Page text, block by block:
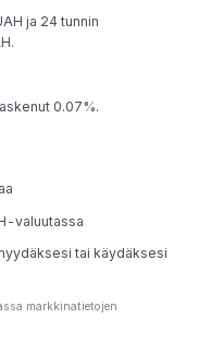
ja 24 tunnin
0.07%.
valuutassa
tai käydäksesi
markkinatietojen